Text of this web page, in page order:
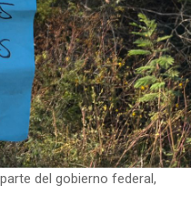
del gobierno federal,